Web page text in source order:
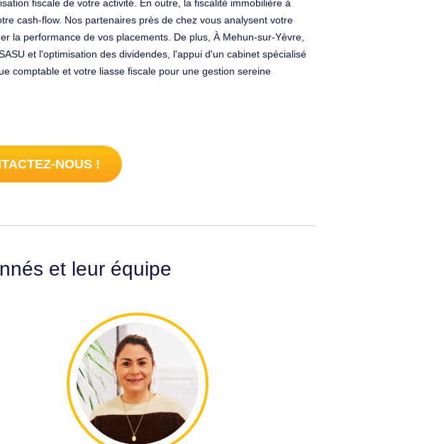
fiscale de votre activité. En outre, la fiscalité immobilière à
cash-flow. Nos partenaires près de chez vous analysent votre
la performance de vos placements. De plus, À Mehun-sur-Yèvre,
et l'optimisation des dividendes, l'appui d'un cabinet spécialisé
comptable et votre liasse fiscale pour une gestion sereine
NOUS !
et leur équipe